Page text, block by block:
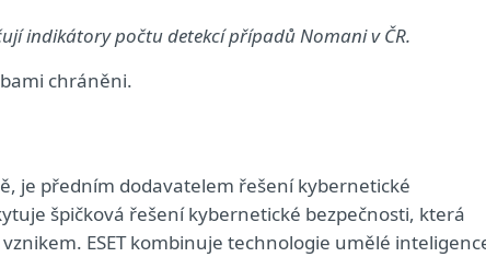
indikátory počtu detekcí případů Nomani v ČR.
chráněni.
je předním dodavatelem řešení kybernetické
špičková řešení kybernetické bezpečnosti, která
ESET kombinuje technologie umělé